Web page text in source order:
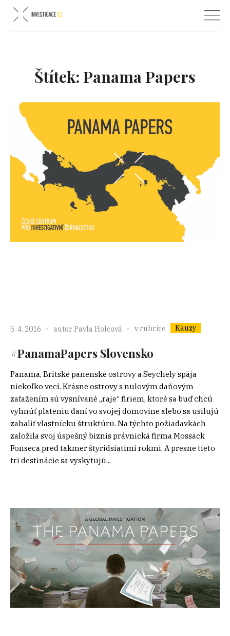
Štítek: Panama Papers
5. 4. 2016 autor Pavla Holcová v rubrice Kauzy
#PanamaPapers Slovensko
Panama, Britské panenské ostrovy a Seychely spája
niekoľko vecí. Krásne ostrovy s nulovým daňovým
zaťažením sú vysnívané „raje“ firiem, ktoré sa buď chcú
vyhnúť plateniu daní vo svojej domovine alebo sa usilujú
zahaliť vlastnícku štruktúru. Na týchto požiadavkách
založila svoj úspešný biznis právnická firma Mossack
Fonseca pred takmer štyridsiatimi rokmi. A presne tieto
tri destinácie sa vyskytujú...